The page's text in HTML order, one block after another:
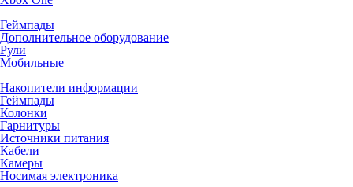
Геймпады
Дополнительное оборудование
Рули
Мобильные
Накопители информации
Геймпады
Колонки
Гарнитуры
Источники питания
Кабели
Камеры
Носимая электроника